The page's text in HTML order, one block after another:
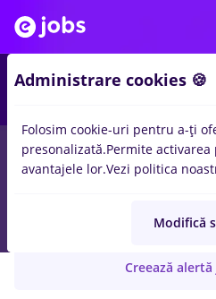
CONCRETE &
Creează
Administrare cookies 🍪
Folosim cookie-uri pentru a-ți
presonalizată.Permite
avantajele lor.Vezi politica
Modifică